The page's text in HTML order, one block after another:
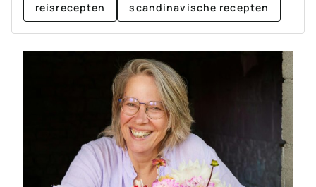
reisrecepten scandinavische recepten